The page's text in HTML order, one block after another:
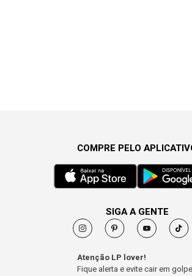
COMPRE PELO
SIGA A GENTE
Atenção LP lover!
Fique alerta e evite cair em